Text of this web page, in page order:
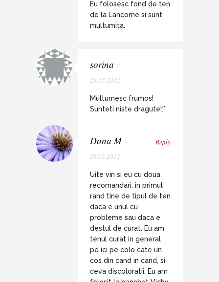
Eu folosesc fond de ten
de la Lancome si sunt
multumita.
sorina /
28.05.2012
Multumesc frumos!
Sunteti niste dragute!:*
Dana M /
28.05.2012
Reply
Uite vin si eu cu doua
recomandari, in primul
rand tine de tipul de ten
daca e unul cu
probleme sau daca e
destul de curat. Eu am
tenul curat in general
pe ici pe colo cate un
cos din cand in cand, si
ceva discoloratii. Eu am